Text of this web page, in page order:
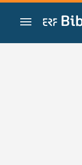
Zum Inhalt springen